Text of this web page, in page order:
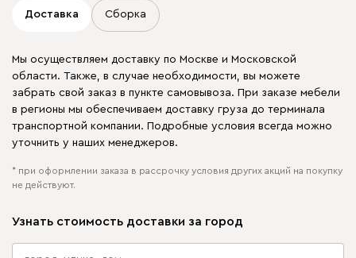
Доставка Сборка
Мы осуществляем доставку по Москве и Московской
области. Также, в случае необходимости, вы можете
забрать свой заказ в пункте самовывоза. При заказе мебели
в регионы мы обеспечиваем доставку груза до терминала
транспортной компании. Подробные условия всегда можно
уточнить у наших менеджеров.
* при оформлении заказа в рассрочку условия других акций на покупку
не действуют.
Узнать стоимость доставки за город